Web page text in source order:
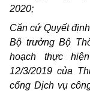
2020;
Căn cứ Quyết
Bộ trưởng Bộ
hoạch thực
12/3/2019 của
cổng Dịch vụ